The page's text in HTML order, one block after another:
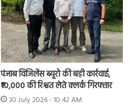
पंजाब विजिलेंस ब्यूरो की बड़ी कार्रवाई,
₹10,000 की रिश्वत लेते क्लर्क गिरफ्तार
30 July 2026 - 10:42 AM